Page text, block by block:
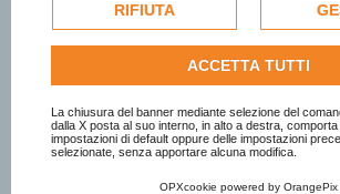
dell'utente e, se consentito, potrebbero
per personalizzare gli annunci
informazioni su come Google utilizza i
politica sulla privacy di Google
Consulta l'informativa cookie
RIFIUTA
ACCETTA TUTTI
La chiusura del banner mediante selezione del
dalla X posta al suo interno, in alto a destra,
impostazioni di default oppure delle impostazioni
selezionate, senza apportare alcuna modifica.
OPXcookie powered by OrangePix
Iscriviti Subito